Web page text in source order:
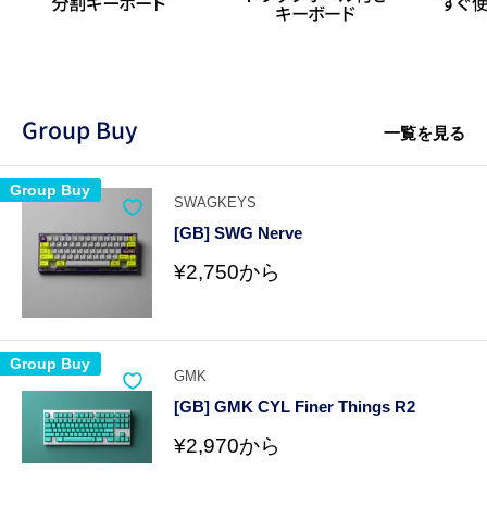
Group Buy 一覧を見る
Group Buy
SWAGKEYS
[GB] SWG Nerve
販
¥2,750から
Group Buy
GMK
[GB] GMK CYL Finer Things R2
販
¥2,970から